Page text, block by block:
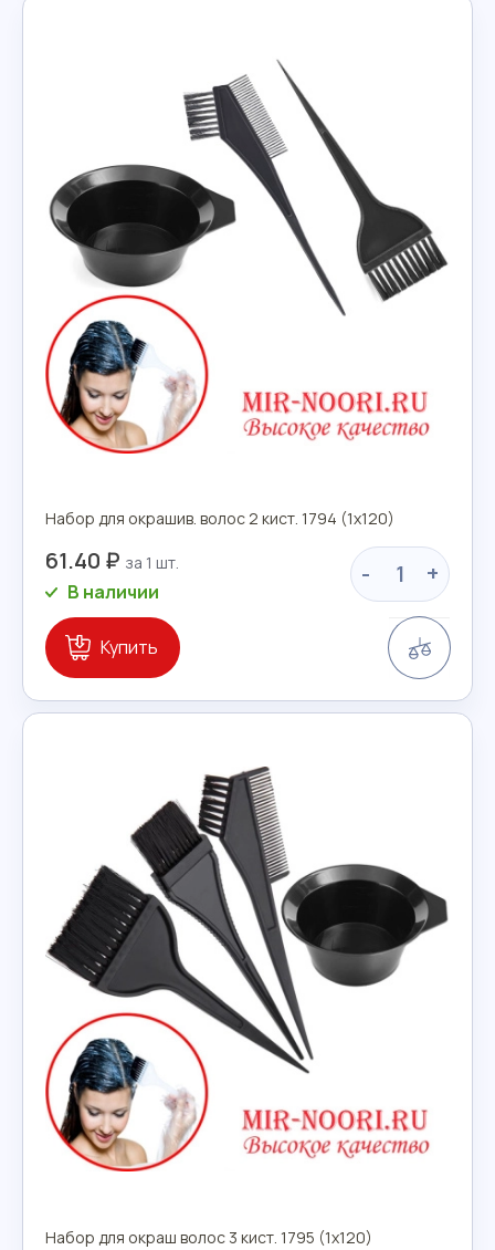
Набор для окрашив. волос 2 кист. 1794 (1х120)
61.40 ₽ - +
В наличии
Купить
Набор для окраш волос 3 кист. 1795 (1х120)